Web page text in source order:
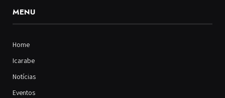
MENU
Home
Icarabe
Notícias
Eventos